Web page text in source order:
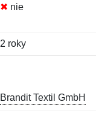
✖ nie
2 roky
Brandit Textil GmbH